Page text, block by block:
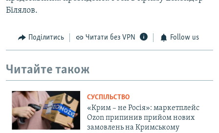
Білялов.
Поділитись Читати без VPN Follow us
Читайте також
СУСПІЛЬСТВО
«Крим – не Росія»: маркетплейс
Ozon припинив прийом нових
замовлень на Кримському